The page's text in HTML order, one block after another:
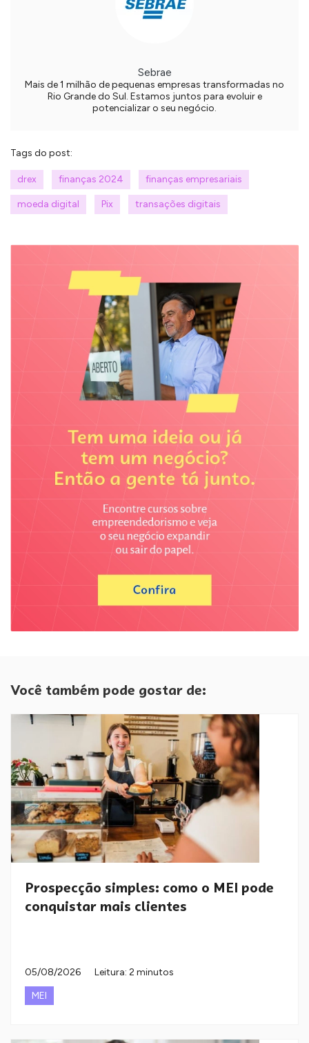
Sebrae
Mais de 1 milhão de pequenas empresas transformadas no
Rio Grande do Sul. Estamos juntos para evoluir e
potencializar o seu negócio.
Tags do post:
drex finanças 2024 finanças empresariais
moeda digital Pix transações digitais
Você também pode gostar de:
Prospecção simples: como o MEI pode
conquistar mais clientes
05/08/2026
Leitura: 2 minutos
MEI